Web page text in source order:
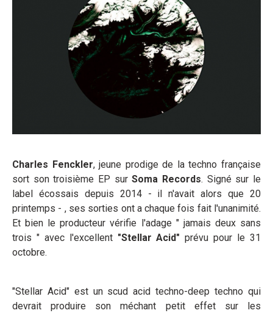
Charles Fenckler, jeune prodige de la techno française
sort son troisième EP surSoma Records. Signé sur le
label écossais depuis 2014 - il n'avait alors que 20
printemps - , ses sorties ont a chaque fois fait l'unanimité.
Et bien le producteur vérifie l'adage " jamais deux sans
trois " avec l'excellent "Stellar Acid"prévu pour le 31
octobre.
"Stellar Acid" est un scud acid techno-deep techno qui
devrait produire son méchant petit effet sur les